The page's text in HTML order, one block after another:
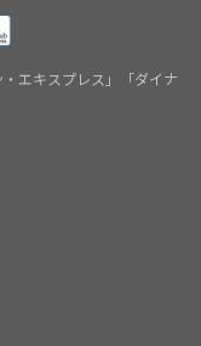
・エキスプレス」「ダイナ